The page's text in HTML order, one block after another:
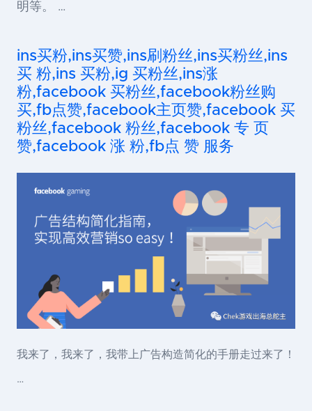
明等。 …
ins买粉,ins买赞,ins刷粉丝,ins买粉丝,ins
买 粉,ins 买粉,ig 买粉丝,ins涨
粉,facebook 买粉丝,facebook粉丝购
买,fb点赞,facebook主页赞,facebook 买
粉丝,facebook 粉丝,facebook 专 页
赞,facebook 涨 粉,fb点 赞 服务
我来了，我来了，我带上广告构造简化的手册走过来了！
…